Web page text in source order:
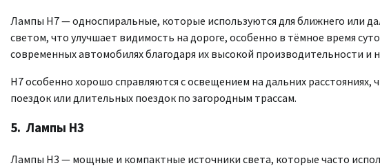
Лампы H7 — односпиральные, которые используются для ближнего или
светом, что улучшает видимость на дороге, особенно в тёмное время
современных автомобилях благодаря их высокой производительности и
H7 особенно хорошо справляются с освещением на дальних
поездок или длительных поездок по загородным трассам.
5.Лампы H3
Лампы H3 — мощные и компактные источники света, которые часто